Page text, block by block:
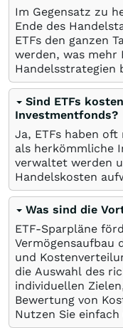
Im Gegensatz zu
Ende des
ETFs den ganzen
werden, was mehr
Handelsstrategien
Sind ETFs
Investmentfonds?
Ja, ETFs haben
als herkömmliche
verwaltet werden
Handelskosten
Was sind die
ETF-Sparpläne
Vermögensaufbau
und
die Auswahl des
individuellen
Bewertung von
Nutzen Sie einfach